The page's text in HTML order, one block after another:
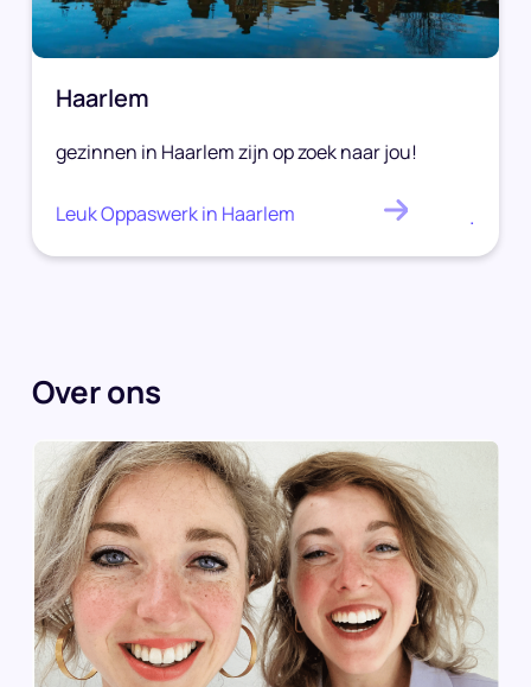
Haarlem
gezinnen in Haarlem zijn op zoek naar jou!
Leuk Oppaswerk in Haarlem .
Over ons